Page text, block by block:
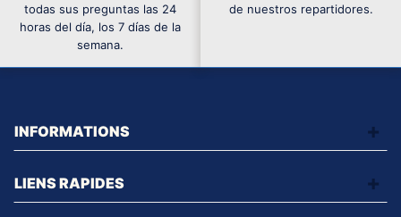
todas sus preguntas las 24
horas del día, los 7 días de la
semana.
de nuestros repartidores.
INFORMATIONS
LIENS RAPIDES